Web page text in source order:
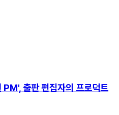
출판 편집자의 프로덕트